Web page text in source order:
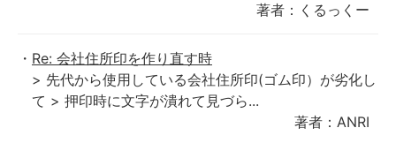
著者：くるっくー
Re: 会社住所印を作り直す時
> 先代から使用している会社住所印(ゴム印）が劣化し
て > 押印時に文字が潰れて見づら...
著者：ANRI